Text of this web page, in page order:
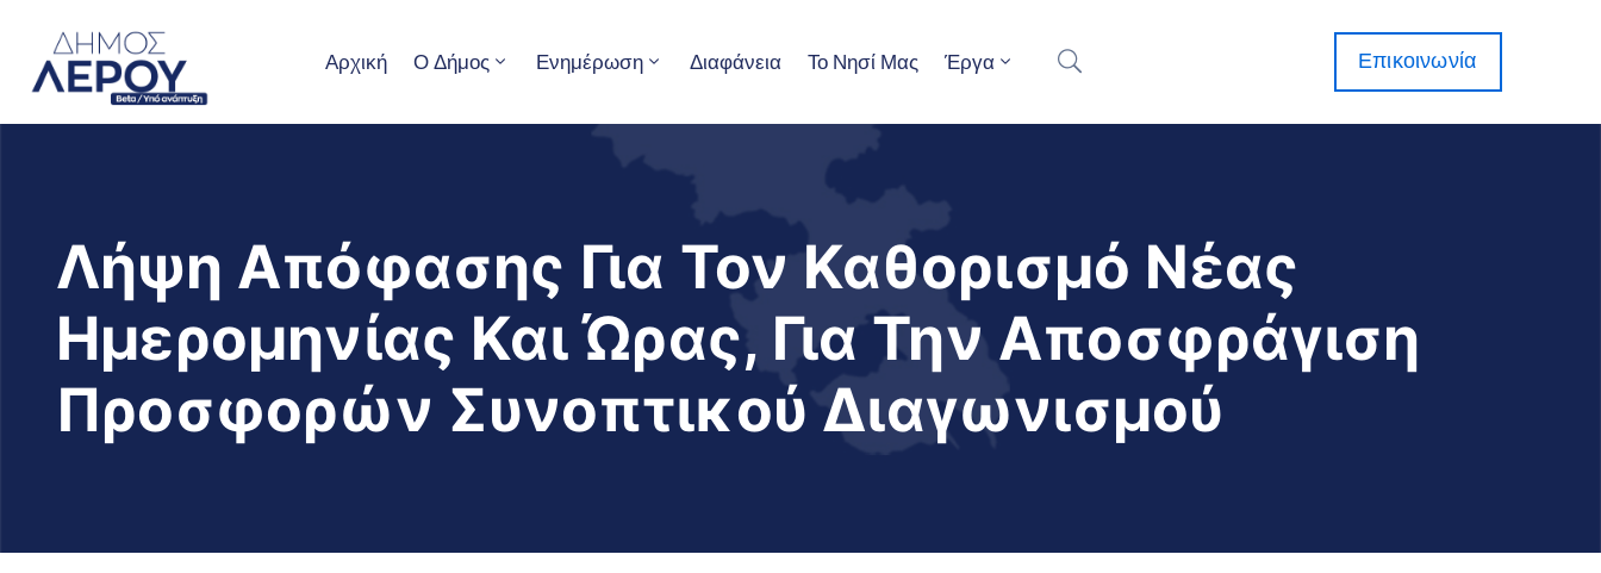
Αρχική Ο Δήμος Ενημέρωση Διαφάνεια Το Νησί Μας Έργα Επικοινωνία
Λήψη Απόφασης Για Τον Καθορισμό Νέας
Ημερομηνίας Και Ώρας, Για Την Αποσφράγιση
Προσφορών Συνοπτικού Διαγωνισμού